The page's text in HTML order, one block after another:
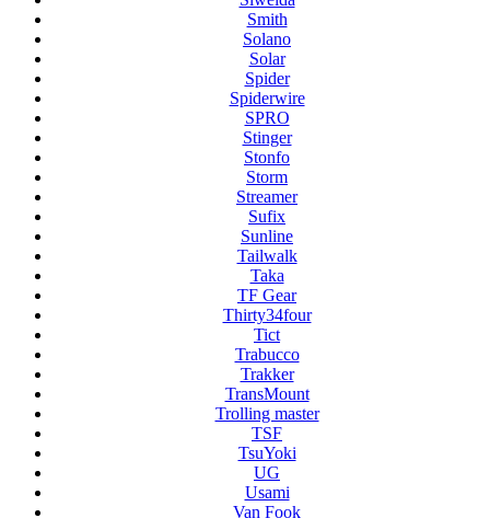
Smith
Solano
Solar
Spider
Spiderwire
SPRO
Stinger
Stonfo
Storm
Streamer
Sufix
Sunline
Tailwalk
Taka
TF Gear
Thirty34four
Tict
Trabucco
Trakker
TransMount
Trolling master
TSF
TsuYoki
UG
Usami
Van Fook